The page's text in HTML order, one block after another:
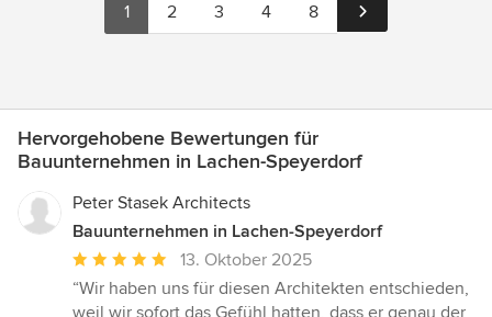
1 2 3 4 8
Hervorgehobene Bewertungen für
Bauunternehmen in Lachen-Speyerdorf
Peter Stasek Architects
Bauunternehmen in Lachen-Speyerdorf
Durchschnittliche
Bewertung:
5
13. Oktober 2025
“Wir haben uns für diesen Architekten entschieden,